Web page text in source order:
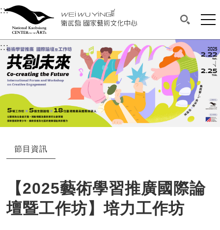
衛武營國家藝術文化中心
中央內容區塊，為本頁主要內容區。
:::選單連結區塊，此區塊列有本網站主要連結。
衛武營國家藝術文化中心
搜尋(開
網
:::中央內容區塊，為本頁主要內容區。
節目資訊
【2025藝術學習推廣國際論
壇暨工作坊】培力工作坊